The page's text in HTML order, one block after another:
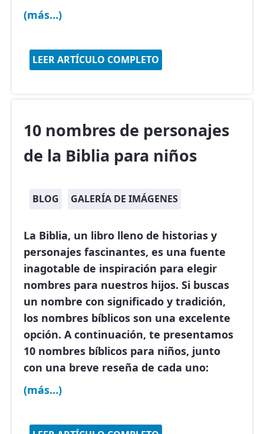
(más…)
LEER ARTÍCULO COMPLETO
10 nombres de personajes
de la Biblia para niños
BLOG GALERÍA DE IMÁGENES
La Biblia, un libro lleno de historias y
personajes fascinantes, es una fuente
inagotable de inspiración para elegir
nombres para nuestros hijos. Si buscas
un nombre con significado y tradición,
los nombres bíblicos son una excelente
opción. A continuación, te presentamos
10 nombres bíblicos para niños, junto
con una breve reseña de cada uno:
(más…)